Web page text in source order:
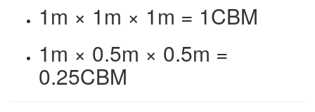
1m × 1m × 1m = 1CBM
1m × 0.5m × 0.5m =
0.25CBM